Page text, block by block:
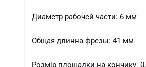
Диаметр рабочей части: 6 мм
Общая длинна фрезы: 41 мм
Розмір площадки на кончику: